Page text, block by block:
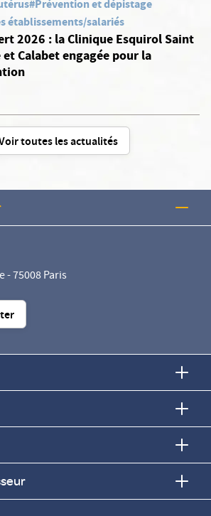
#Prévention et dépistage
établissements/salariés
2026 : la Clinique Esquirol Saint
Calabet engagée pour la
toutes les actualités
- 75008 Paris